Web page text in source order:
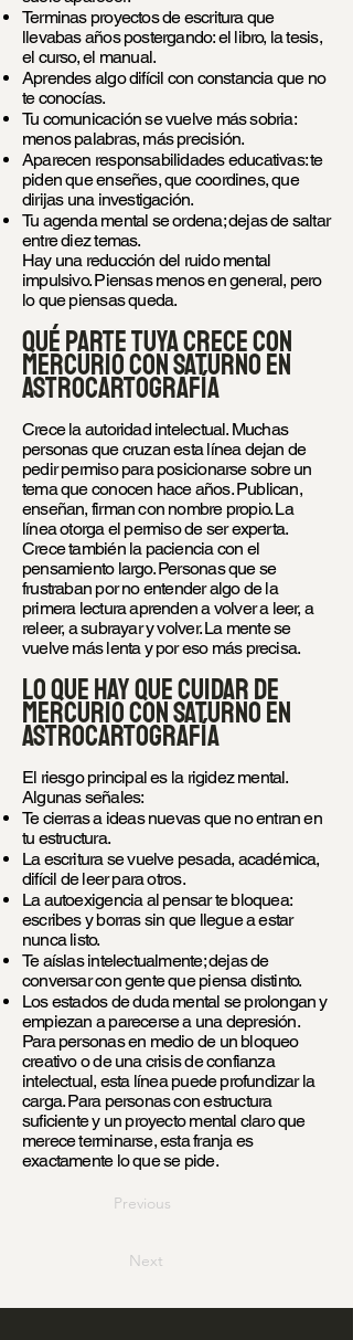
Terminas proyectos de escritura que
llevabas años postergando: el libro, la tesis,
el curso, el manual.
Aprendes algo difícil con constancia que no
te conocías.
Tu comunicación se vuelve más sobria:
menos palabras, más precisión.
Aparecen responsabilidades educativas: te
piden que enseñes, que coordines, que
dirijas una investigación.
Tu agenda mental se ordena; dejas de saltar
entre diez temas.
Hay una reducción del ruido mental
impulsivo. Piensas menos en general, pero
lo que piensas queda.
Qué parte tuya crece con
Mercurio con Saturno en
astrocartografía
Crece la autoridad intelectual. Muchas
personas que cruzan esta línea dejan de
pedir permiso para posicionarse sobre un
tema que conocen hace años. Publican,
enseñan, firman con nombre propio. La
línea otorga el permiso de ser experta.
Crece también la paciencia con el
pensamiento largo. Personas que se
frustraban por no entender algo de la
primera lectura aprenden a volver a leer, a
releer, a subrayar y volver. La mente se
vuelve más lenta y por eso más precisa.
Lo que hay que cuidar de
Mercurio con Saturno en
astrocartografía
El riesgo principal es la rigidez mental.
Algunas señales:
Te cierras a ideas nuevas que no entran en
tu estructura.
La escritura se vuelve pesada, académica,
difícil de leer para otros.
La autoexigencia al pensar te bloquea:
escribes y borras sin que llegue a estar
nunca listo.
Te aíslas intelectualmente; dejas de
conversar con gente que piensa distinto.
Los estados de duda mental se prolongan y
empiezan a parecerse a una depresión.
Para personas en medio de un bloqueo
creativo o de una crisis de confianza
intelectual, esta línea puede profundizar la
carga. Para personas con estructura
suficiente y un proyecto mental claro que
merece terminarse, esta franja es
exactamente lo que se pide.
Previous
Next